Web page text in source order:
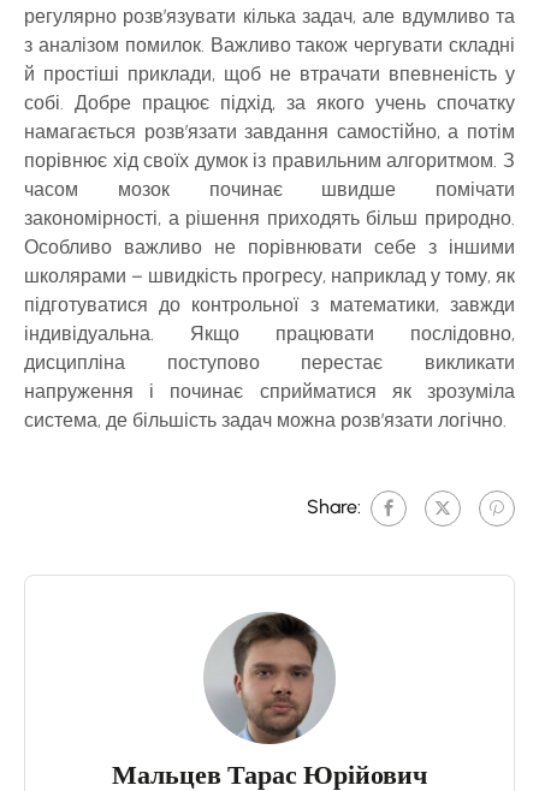
регулярно розв’язувати кілька задач, але вдумливо та
з аналізом помилок. Важливо також чергувати складні
й простіші приклади, щоб не втрачати впевненість у
собі. Добре працює підхід, за якого учень спочатку
намагається розв’язати завдання самостійно, а потім
порівнює хід своїх думок із правильним алгоритмом. З
часом мозок починає швидше помічати
закономірності, а рішення приходять більш природно.
Особливо важливо не порівнювати себе з іншими
школярами – швидкість прогресу, наприклад у тому, як
підготуватися до контрольної з математики, завжди
індивідуальна. Якщо працювати послідовно,
дисципліна поступово перестає викликати
напруження і починає сприйматися як зрозуміла
система, де більшість задач можна розв’язати логічно.
Share:
Мальцев Тарас Юрійович